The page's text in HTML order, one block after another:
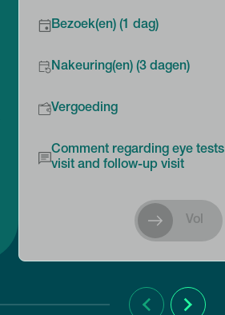
Bezoek(en) (1 dag)
Nakeuring(en) (3 dagen)
Vergoeding
Comment regarding eye
visit and follow-up visit
Vol